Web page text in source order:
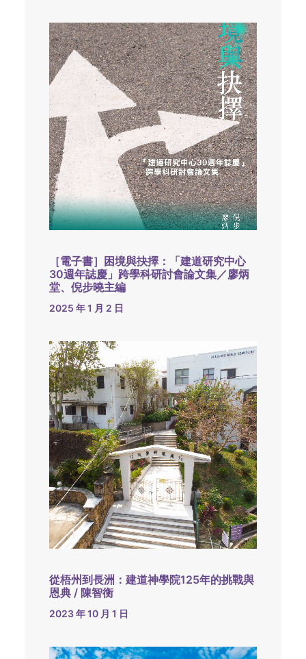
［電子書］困境與抉擇：「建道研究中心
30週年誌慶」跨學科研討會論文集／廖炳
堂、倪步曉主編
2025 年 1 月 2 日
從梧州到長洲：建道神學院125年的挑戰與
恩典 / 陳智衡
2023 年 10 月 1 日